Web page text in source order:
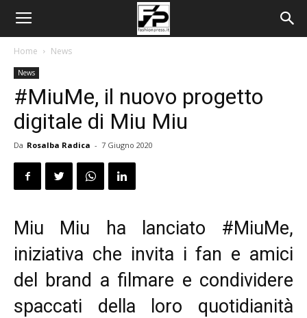
Home News
News
#MiuMe, il nuovo progetto
digitale di Miu Miu
Da Rosalba Radica - 7 Giugno 2020
Miu Miu ha lanciato #MiuMe,
iniziativa che invita i fan e amici
del brand a filmare e condividere
spaccati della loro quotidianità